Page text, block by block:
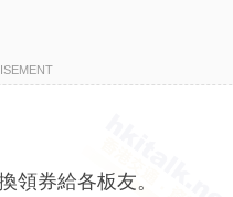
領券給各板友。